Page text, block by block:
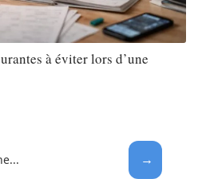
à éviter lors d’une